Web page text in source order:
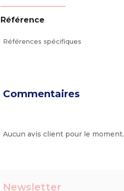
Référence
Références spécifiques
Commentaires
Aucun avis client pour le moment.
Newsletter